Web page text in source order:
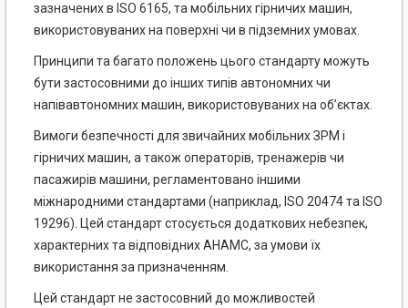
зазначених в ISO 6165, та мобільних гірничих машин,
використовуваних на поверхні чи в підземних умовах.
Принципи та багато положень цього стандарту можуть
бути застосовними до інших типів авто­номних чи
напівавтономних машин, використовуваних на об’єктах.
Вимоги безпечності для звичайних мобільних ЗРМ і
гірничих машин, а також операторів, тренаже­рів чи
пасажирів машини, регламентовано іншими
міжнародними стандартами (наприклад, ISO 20474 та ISO
19296). Цей стандарт стосується додаткових небезпек,
характерних та відповідних АНАМС, за умови їх
використання за призначенням.
Цей стандарт не застосовний до можливостей